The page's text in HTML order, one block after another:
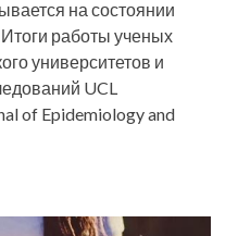
на состоянии
работы ученых
университетов и
UCL
of Epidemiology and